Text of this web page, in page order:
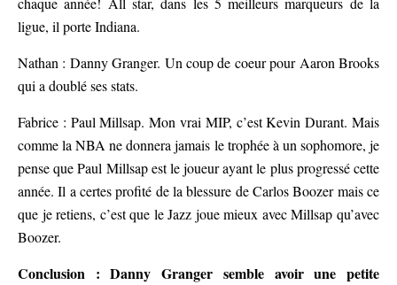
ligue, il porte Indiana.
Nathan : Danny Granger. Un coup de coeur pour Aaron Brooks
qui a doublé ses stats.
Fabrice : Paul Millsap. Mon vrai MIP, c’est Kevin Durant. Mais
comme la NBA ne donnera jamais le trophée à un sophomore, je
pense que Paul Millsap est le joueur ayant le plus progressé cette
année. Il a certes profité de la blessure de Carlos Boozer mais ce
que je retiens, c’est que le Jazz joue mieux avec Millsap qu’avec
Boozer.
Conclusion : Danny Granger semble avoir une petite